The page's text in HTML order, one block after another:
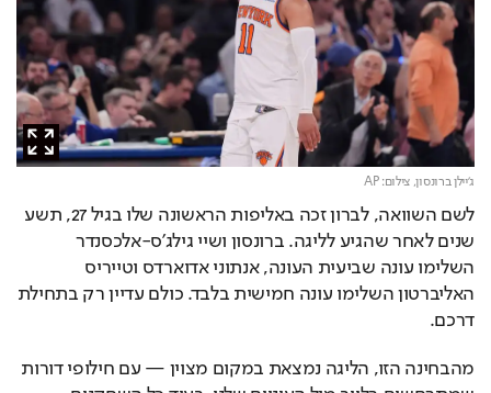
ג'יילן ברונסון, צילום: AP
דרכם.